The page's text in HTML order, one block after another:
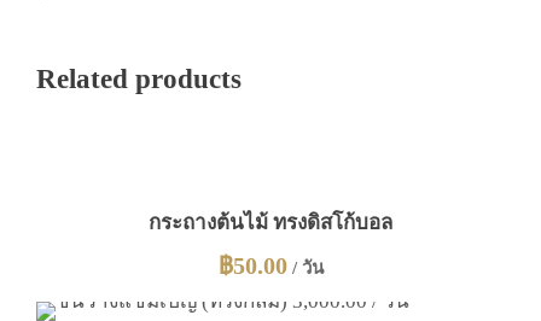
ต
Related products
กระถางต้นไม้ ทรงดิสโก้บอล
฿50.00/ วัน